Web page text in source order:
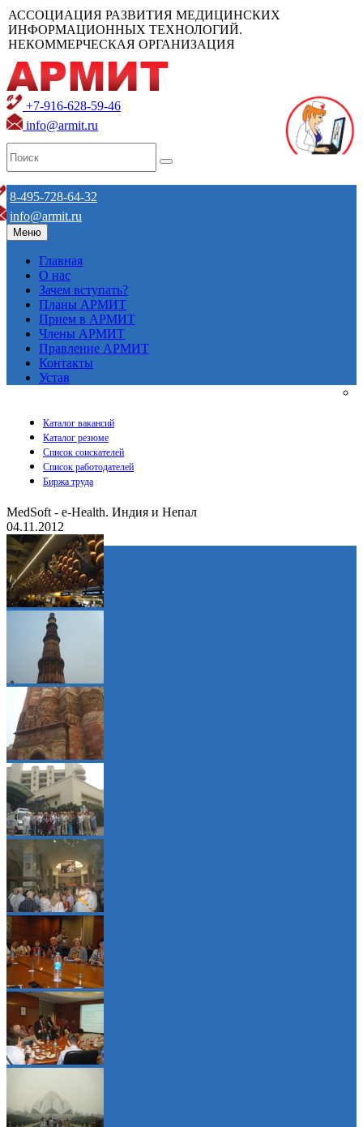
АССОЦИАЦИЯ РАЗВИТИЯ МЕДИЦИНСКИХ
ИНФОРМАЦИОННЫХ ТЕХНОЛОГИЙ.
НЕКОММЕРЧЕСКАЯ ОРГАНИЗАЦИЯ
+7-916-628-59-46
info@armit.ru
8-495-728-64-32
info@armit.ru
Меню
Главная
О нас
Зачем вступать?
Планы АРМИТ
Прием в АРМИТ
Члены АРМИТ
Правление АРМИТ
Контакты
Устав
Каталог вакансий
Каталог резюме
Список соискателей
Список работодателей
Биржа труда
MedSoft - e-Health. Индия и Непал
04.11.2012